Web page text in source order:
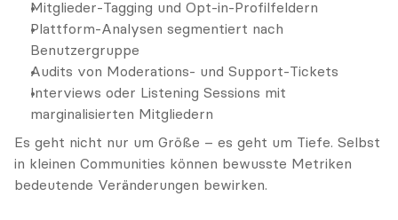
Mitglieder-Tagging und Opt-in-Profilfeldern
Plattform-Analysen segmentiert nach
Benutzergruppe
Audits von Moderations- und Support-Tickets
Interviews oder Listening Sessions mit
marginalisierten Mitgliedern
Es geht nicht nur um Größe – es geht um Tiefe. Selbst
in kleinen Communities können bewusste Metriken
bedeutende Veränderungen bewirken.